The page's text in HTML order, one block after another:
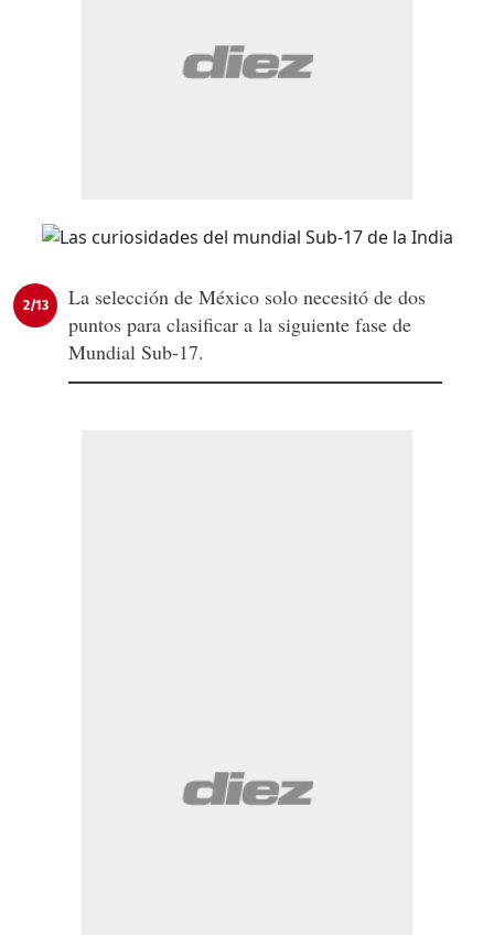
2/13
La selección de México solo necesitó de dos
puntos para clasificar a la siguiente fase de
Mundial Sub-17.